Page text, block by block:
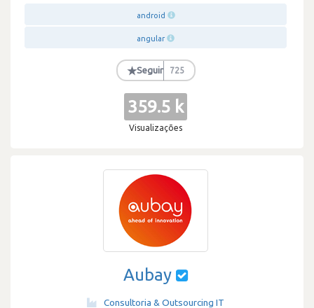
android
angular
★Seguir 725
359.5 k
Visualizações
Aubay
Consultoria & Outsourcing IT